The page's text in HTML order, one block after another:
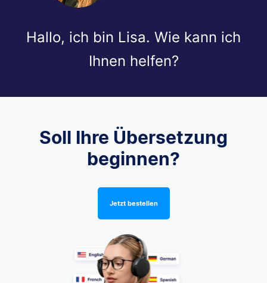
Hallo, ich bin Lisa. Wie kann ich
Ihnen helfen?
Soll Ihre Übersetzung
beginnen?
Jetzt bestellen